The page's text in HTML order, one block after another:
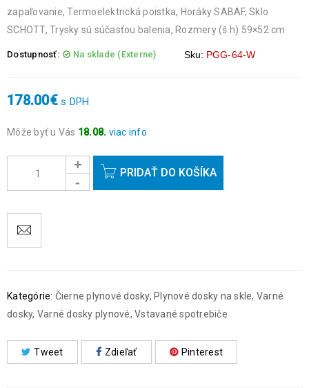
zapaľovanie, Termoelektrická poistka, Horáky SABAF, Sklo
SCHOTT, Trysky sú súčasťou balenia, Rozmery (š h) 59×52 cm
Dostupnosť: Na sklade (Externe) Sku: PGG-64-W
178.00€ s DPH
Môže byť u Vás 18.08. viac info
okrem víkendov a sviatkov.PRIDAŤ DO KOŠÍKA
Kategórie: Čierne plynové dosky, Plynové dosky na skle, Varné
dosky, Varné dosky plynové, Vstavané spotrebiče
Tweet Zdieľať Pinterest